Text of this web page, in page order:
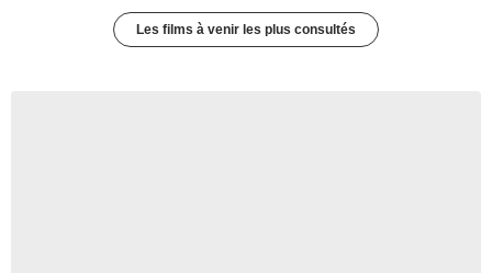
Les films à venir les plus consultés